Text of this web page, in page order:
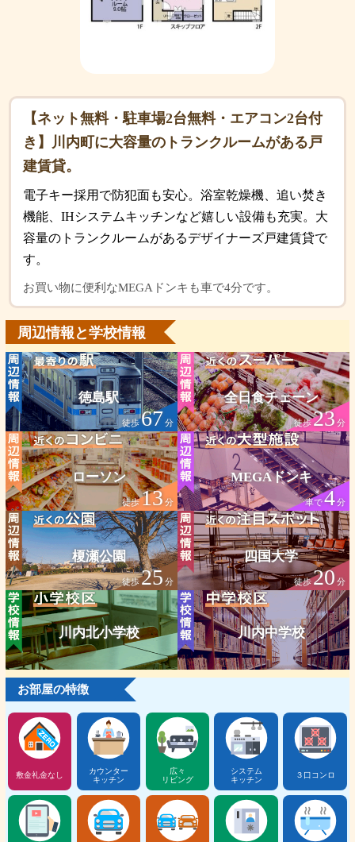
【ネット無料・駐車場2台無料・エアコン2台付
き】川内町に大容量のトランクルームがある戸
建賃貸。
電子キー採用で防犯面も安心。浴室乾燥機、追い焚き
機能、IHシステムキッチンなど嬉しい設備も充実。大
容量のトランクルームがあるデザイナーズ戸建賃貸で
す。
お買い物に便利なMEGAドンキも車で4分です。
周辺情報と学校情報
徳島駅
徒歩67分
全日食チェーン
徒歩23分
ローソン
徒歩13分
MEGAドンキ
車で4分
榎瀬公園
徒歩25 分
四国大学
徒歩20分
川内北小学校 川内中学校
お部屋の特徴
敷金礼金なし
カウンター
キッチン
広々
リビング
システム
キッチン
３口コンロ